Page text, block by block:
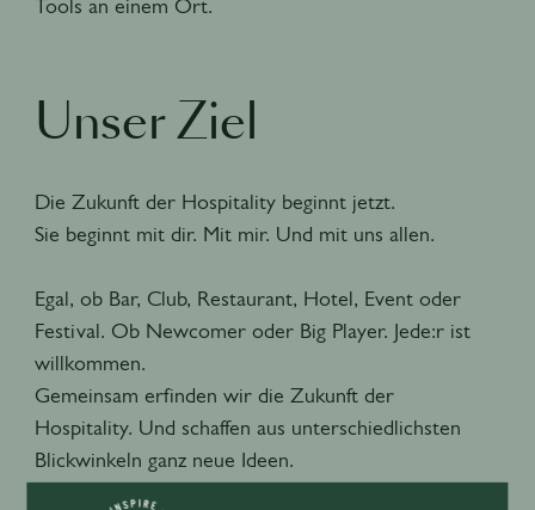
Tools an einem Ort.
Unser Ziel
Die Zukunft der Hospitality beginnt jetzt.
Sie beginnt mit dir. Mit mir. Und mit uns allen.
Egal, ob Bar, Club, Restaurant, Hotel, Event oder
Festival. Ob Newcomer oder Big Player. Jede:r ist
willkommen.
Gemeinsam erfinden wir die Zukunft der
Hospitality. Und schaffen aus unterschiedlichsten
Blickwinkeln ganz neue Ideen.